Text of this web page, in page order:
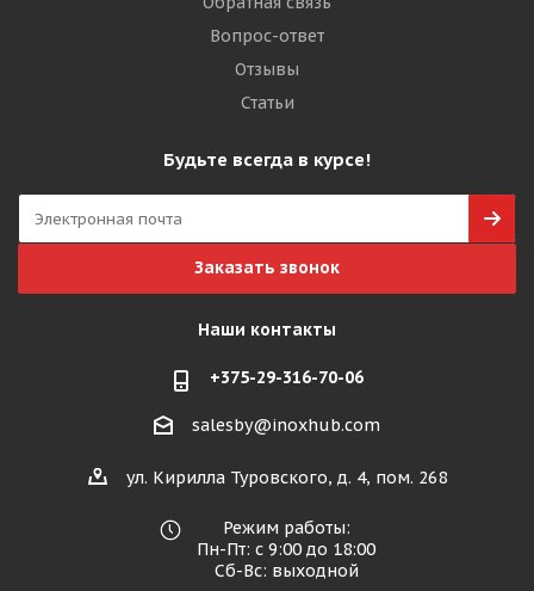
Вопрос-ответ
Отзывы
Статьи
Будьте всегда в курсе!
Заказать звонок
Наши контакты
+375-29-316-70-06
salesby@inoxhub.com
ул. Кирилла Туровского, д. 4, пом. 268
Режим работы:
Пн-Пт: с 9:00 до 18:00
Сб-Вс: выходной